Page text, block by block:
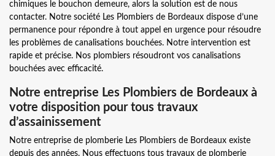
chimiques le bouchon demeure, alors la solution est de nous
contacter. Notre société Les Plombiers de Bordeaux dispose d’une
permanence pour répondre à tout appel en urgence pour résoudre
les problèmes de canalisations bouchées. Notre intervention est
rapide et précise. Nos plombiers résoudront vos canalisations
bouchées avec efficacité.
Notre entreprise Les Plombiers de Bordeaux à
votre disposition pour tous travaux
d’assainissement
Notre entreprise de plomberie Les Plombiers de Bordeaux existe
depuis des années. Nous effectuons tous travaux de plomberie